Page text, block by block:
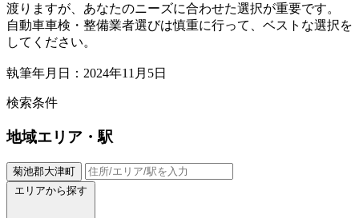
渡りますが、あなたのニーズに合わせた選択が重要です。
自動車車検・整備業者選びは慎重に行って、ベストな選択を
してください。
執筆年月日：2024年11月5日
検索条件
地域エリア・駅
菊池郡大津町
エリアから探す